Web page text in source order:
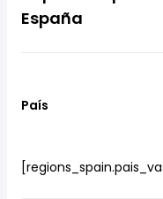
España
País